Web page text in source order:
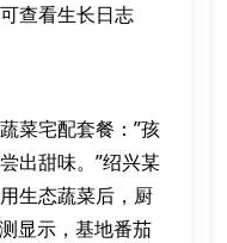
查看生长日志
菜宅配套餐：”孩
出甜味。”绍兴某
生态蔬菜后，厨
显示，基地番茄